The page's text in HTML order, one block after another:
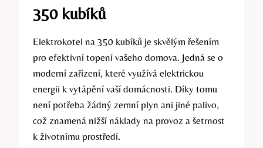
350 kubíků
Elektrokotel⁣ na 350 kubíků je skvělým řešením
pro efektivní topení vašeho domova. Jedná se o
moderní zařízení, které ⁢využívá elektrickou
energii k vytápění‍ vaší domácnosti. Díky tomu
není potřeba žádný ⁣zemní plyn⁣ ani jiné palivo,⁣
což znamená ‍nižší ​náklady na provoz a šetrnost
k životnímu⁣ prostředí.